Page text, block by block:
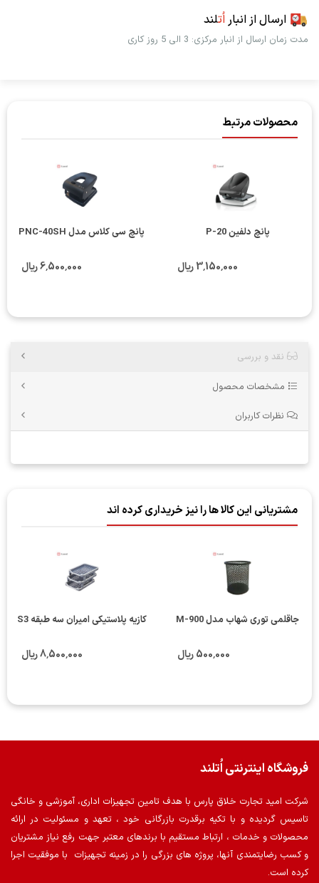
ارسال از انباراُتلند
مدت زمان ارسال از انبار مرکزی: 3 الی 5 روز کاری
محصولات مرتبط
پانچ دلفین P-20
3٬150٬000 ریال
پانچ سی کلاس مدل PNC-40SH
6٬500٬000 ریال
نقد و بررسی
مشخصات محصول
نظرات کاربران
مشتریانی این کالا ها را نیز خریداری کرده اند
جاقلمی توری شهاب مدل M-900
500٬000 ریال
کازیه پلاستیکی امیران سه طبقه S3
8٬500٬000 ریال
فروشگاه اینترنتی اُتلند
شرکت امید تجارت خلاق پارس با هدف تامین تجهیزات اداری، آموزشی و خانگی
تاسیس گردیده و با تکیه برقدرت بازرگانی خود ، تعهد و مسئولیت در ارائه
محصولات و خدمات ، ارتباط مستقیم با برندهای معتبر جهت رفع نیاز مشتریان
و کسب رضایتمندی آنها، پروژه های بزرگی را در زمینه تجهیزات با موفقیت اجرا
کرده است.